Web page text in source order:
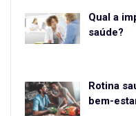
Qual a
saúde?
Rotina
bem-